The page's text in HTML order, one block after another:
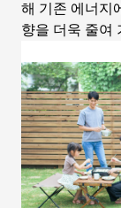
해 기존 에너지
향을 더욱 줄여